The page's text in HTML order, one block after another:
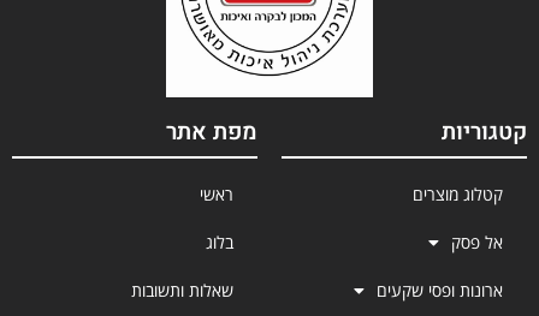
קטגוריות
קטלוג מוצרים
אל פסק
ארונות ופסי שקעים
מפת אתר
ראשי
בלוג
שאלות ותשובות